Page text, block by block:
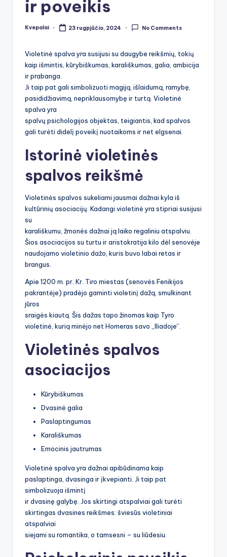
ir poveikis
Posted
Kvepalai 23 rugpjūčio, 2024 No Comments
Violetinė spalva yra susijusi su daugybe reikšmių, tokių
kaip išmintis, kūrybiškumas, karališkumas, galia, ambicija
ir prabanga.
Ji taip pat gali simbolizuoti magiją, išlaidumą, ramybę,
pasididžiavimą, nepriklausomybę ir turtą. Violetinė
spalva yra
spalvų psichologijos objektas, teigiantis, kad spalvos
gali turėti didelį poveikį nuotaikoms ir net elgsenai.
Istorinė violetinės
spalvos reikšmė
Violetinės spalvos sukeliami jausmai dažnai kyla iš
kultūrinių asociacijų. Kadangi violetinė yra stipriai susijusi
su
karališkumu, žmonės dažnai ją laiko regaliniu atspalviu.
Šios asociacijos su turtu ir aristokratija kilo dėl senovėje
naudojamo violetinio dažo, kuris buvo labai retas ir
brangus.
Apie 1200 m. pr. Kr. Tiro miestas (senovės Fenikijos
pakrantėje) pradėjo gaminti violetinį dažą, smulkinant
jūros
sraigės kiautą. Šis dažas tapo žinomas kaip Tyro
violetinė, kurią minėjo net Homeras savo „Iliadoje“.
Violetinės spalvos
asociacijos
Kūrybiškumas
Dvasinė galia
Paslaptingumas
Karališkumas
Emocinis jautrumas
Violetinė spalva yra dažnai apibūdinama kaip
paslaptinga, dvasinga ir įkvepianti. Ji taip pat
simbolizuoja išmintį
ir dvasinę galybę. Jos skirtingi atspalviai gali turėti
skirtingas dvasines reikšmes: šviesūs violetiniai
atspalviai
siejami su romantika, o tamsesni – su liūdesiu.